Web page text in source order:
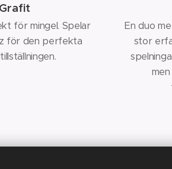
Grafit
för mingel. Spelar
för den perfekta
En duo
stor